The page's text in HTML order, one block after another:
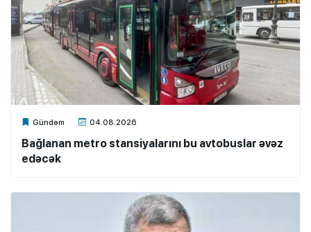
Gündəm 04.08.2026
Xalq.Online
Bağlanan metro stansiyalarını bu avtobuslar əvəz
edəcək